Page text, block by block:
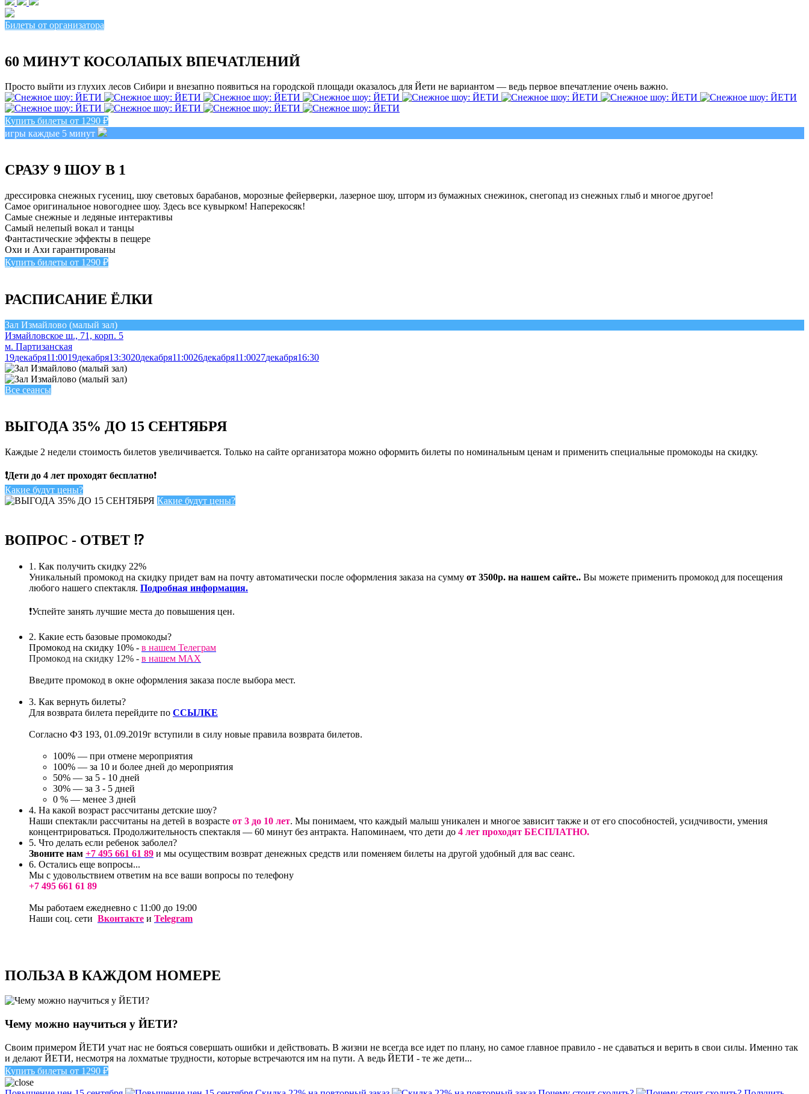
Билеты от организатора
60 МИНУТ КОСОЛАПЫХ ВПЕЧАТЛЕНИЙ
Просто выйти из глухих лесов Сибири и внезапно появиться на городской площади оказалось для Йети не вариантом — ведь первое впечатление очень важно.
Купить билеты от 1290 ₽
игры каждые 5 минут
СРАЗУ 9 ШОУ В 1
дрессировка снежных гусениц, шоу световых барабанов, морозные фейерверки, лазерное шоу, шторм из бумажных снежинок, снегопад из снежных глыб и многое другое!
Самое оригинальное новогоднее шоу. Здесь все кувырком! Наперекосяк!
Самые снежные и ледяные интерактивы
Самый нелепый вокал и танцы
Фантастические эффекты в пещере
Охи и Ахи гарантированы
Купить билеты от 1290 ₽
РАСПИСАНИЕ ЁЛКИ
Зал Измайлово (малый зал)
Измайловское ш., 71, корп. 5
м. Партизанская
19декабря11:0019декабря13:3020декабря11:0026декабря11:0027декабря16:30
Все сеансы
ВЫГОДА 35% ДО 15 СЕНТЯБРЯ
Каждые 2 недели стоимость билетов увеличивается. Только на сайте организатора можно оформить билеты по номинальным ценам и применить специальные промокоды на скидку.
❗Дети до 4 лет проходят бесплатно❗
Какие будут цены?
Какие будут цены?
ВОПРОС - ОТВЕТ ⁉️
1. Как получить скидку 22%
Уникальный промокод на скидку придет вам на почту автоматически после оформления заказа на сумму от 3500р. на нашем сайте.. Вы можете применить промокод для посещения
любого нашего спектакля. Подробная информация.
❗️Успейте занять лучшие места до повышения цен.
2. Какие есть базовые промокоды?
Промокод на скидку 10% - в нашем Телеграм
Промокод на скидку 12% - в нашем МАХ
Введите промокод в окне оформления заказа после выбора мест.
3. Как вернуть билеты?
Для возврата билета перейдите по ССЫЛКЕ
Согласно ФЗ 193, 01.09.2019г вступили в силу новые правила возврата билетов.
100% — при отмене мероприятия
100% — за 10 и более дней до мероприятия
50% — за 5 - 10 дней
30% — за 3 - 5 дней
0 % — менее 3 дней
4. На какой возраст рассчитаны детские шоу?
Наши спектакли рассчитаны на детей в возрасте от 3 до 10 лет. Мы понимаем, что каждый малыш уникален и многое зависит также и от его способностей, усидчивости, умения
концентрироваться. Продолжительность спектакля — 60 минут без антракта. Напоминаем, что дети до 4 лет проходят БЕСПЛАТНО.
5. Что делать если ребенок заболел?
Звоните нам +7 495 661 61 89 и мы осуществим возврат денежных средств или поменяем билеты на другой удобный для вас сеанс.
6. Остались еще вопросы...
Мы с удовольствием ответим на все ваши вопросы по телефону
+7 495 661 61 89
Мы работаем ежедневно с 11:00 до 19:00
Наши соц. сети Вконтакте и Telegram
ПОЛЬЗА В КАЖДОМ НОМЕРЕ
Чему можно научиться у ЙЕТИ?
Своим примером ЙЕТИ учат нас не бояться совершать ошибки и действовать. В жизни не всегда все идет по плану, но самое главное правило - не сдаваться и верить в свои силы. Именно так
и делают ЙЕТИ, несмотря на лохматые трудности, которые встречаются им на пути. А ведь ЙЕТИ - те же дети...
Купить билеты от 1290 ₽